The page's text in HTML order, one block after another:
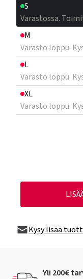
S
Varastossa.
M
Varasto loppu.
L
Varasto loppu.
XL
Varasto loppu.
Kysy lisää
Yli 200€